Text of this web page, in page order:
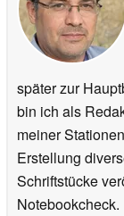
später zur
bin ich als
meiner
Erstellung
Schriftstücke
Notebookcheck.